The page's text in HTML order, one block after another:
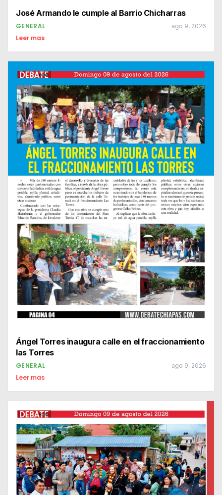
José Armando le cumple al Barrio Chicharras
GENERAL ago 9, 2026
Leer mas
Ángel Torres inaugura calle en el fraccionamiento
las Torres
GENERAL ago 9, 2026
Leer mas